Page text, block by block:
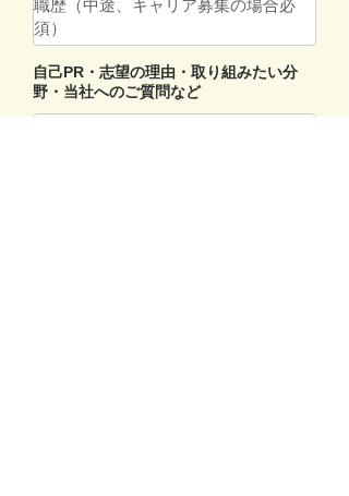
自己PR・志望の理由・取り組みたい分
野・当社へのご質問など